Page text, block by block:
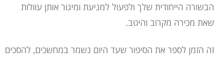
הבשורה הייחודית שלך ולפעול למניעת ומיגור אותן עוולות
שאת מכירה מקרוב והיטב.
זה הזמן לספר את הסיפור שעד היום נשמר במחשכים, להסכים